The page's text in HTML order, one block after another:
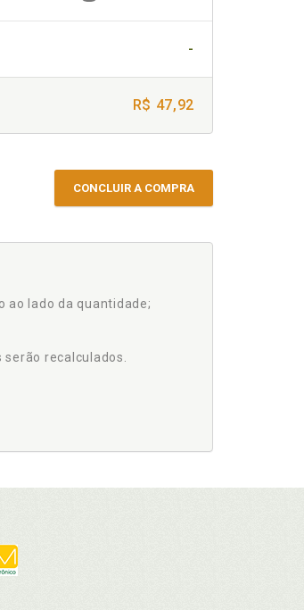
-
R$ 47,92
CONCLUIR A COMPRA
ao lado da quantidade;
recalculados.